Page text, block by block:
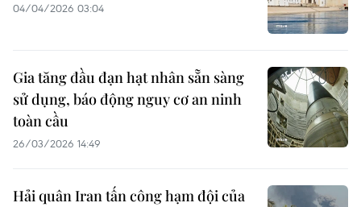
04/04/2026 03:04
Gia tăng đầu đạn hạt nhân sẵn sàng
sử dụng, báo động nguy cơ an ninh
toàn cầu
26/03/2026 14:49
Hải quân Iran tấn công hạm đội của